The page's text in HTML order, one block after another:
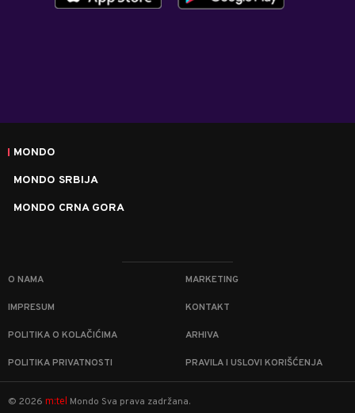
MONDO
MONDO SRBIJA
MONDO CRNA GORA
O NAMA MARKETING
IMPRESUM KONTAKT
POLITIKA O KOLAČIĆIMA ARHIVA
POLITIKA PRIVATNOSTI PRAVILA I USLOVI KORIŠĆENJA
© 2026 m:tel Mondo Sva prava zadržana.